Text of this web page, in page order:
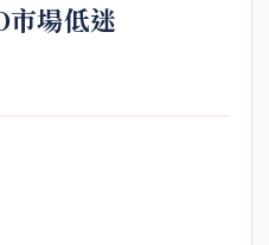
市場低迷